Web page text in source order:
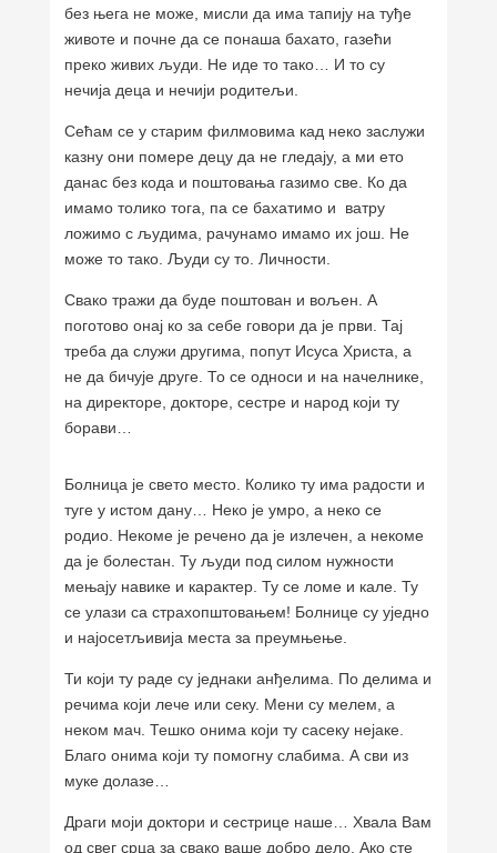
без њега не може, мисли да има тапију на туђе
животе и почне да се понаша бахато, газећи
преко живих људи. Не иде то тако… И то су
нечија деца и нечији родитељи.
Сећам се у старим филмовима кад неко заслужи
казну они помере децу да не гледају, а ми ето
данас без кода и поштовања газимо све. Ко да
имамо толико тога, па се бахатимо и ватру
ложимо с људима, рачунамо имамо их још. Не
може то тако. Људи су то. Личности.
Свако тражи да буде поштован и вољен. А
поготово онај ко за себе говори да је први. Тај
треба да служи другима, попут Исуса Христа, а
не да бичује друге. То се односи и на начелнике,
на директоре, докторе, сестре и народ који ту
борави…
Болница је свето место. Колико ту има радости и
туге у истом дану… Неко је умро, а неко се
родио. Некоме је речено да је излечен, а некоме
да је болестан. Ту људи под силом нужности
мењају навике и карактер. Ту се ломе и кале. Ту
се улази са страхопштовањем! Болнице су уједно
и најосетљивија места за преумњење.
Ти који ту раде су једнаки анђелима. По делима и
речима који лече или секу. Мени су мелем, а
неком мач. Тешко онима који ту сасеку нејаке.
Благо онима који ту помогну слабима. А сви из
муке долазе…
Драги моји доктори и сестрице наше… Хвала Вам
од свег срца за свако ваше добро дело. Ако сте